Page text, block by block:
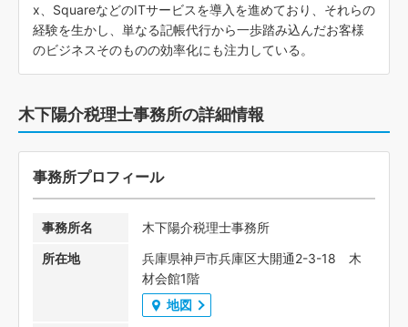
x、SquareなどのITサービスを導入を進めており、それらの
経験を生かし、単なる記帳代行から一歩踏み込んだお客様
のビジネスそのものの効率化にも注力している。
木下陽介税理士事務所の詳細情報
事務所プロフィール
事務所名
木下陽介税理士事務所
所在地
兵庫県神戸市兵庫区大開通2-3-18 木
材会館1階
地図